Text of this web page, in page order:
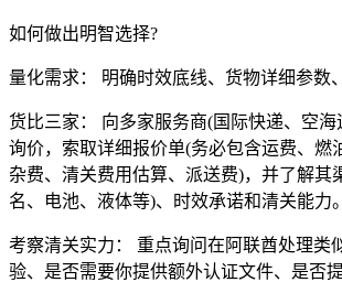
如何做出明智选择?
量化需求： 明确时效底线、货物详细参数
货比三家： 向多家服务商(国际快递、空
询价，索取详细报价单(务必包含运费、燃
杂费、清关费用估算、派送费)，并了解其
名、电池、液体等)、时效承诺和清关能力。
考察清关实力： 重点询问在阿联酋处理类
验、是否需要你提供额外认证文件、是否